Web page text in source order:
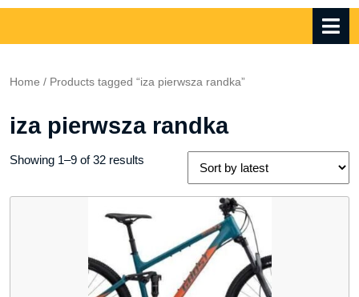
Account
cart
Home / Products tagged “iza pierwsza randka”
iza pierwsza randka
Showing 1–9 of 32 results